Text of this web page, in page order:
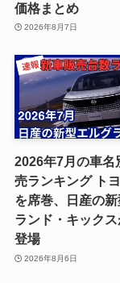
価格まとめ
2026年8月7日
2026年7月の車名
売ランキング ト
を席巻、日産の
ランド・キック
登場
2026年8月6日